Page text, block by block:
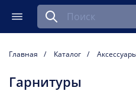
Меню
Найти запчасть для
Главная Каталог
Гарнитуры